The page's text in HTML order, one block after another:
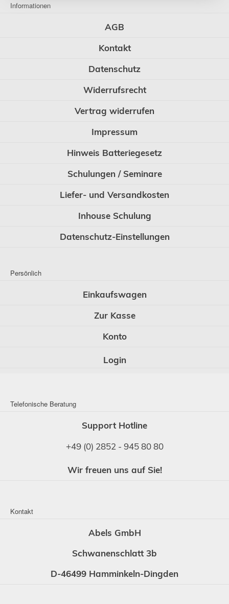
Informationen
AGB
Kontakt
Datenschutz
Widerrufsrecht
Vertrag widerrufen
Impressum
Hinweis Batteriegesetz
Schulungen / Seminare
Liefer- und Versandkosten
Inhouse Schulung
Datenschutz-Einstellungen
Persönlich
Einkaufswagen
Zur Kasse
Konto
Login
Telefonische Beratung
Support Hotline
+49 (0) 2852 - 945 80 80
Wir freuen uns auf Sie!
Kontakt
Abels GmbH
Schwanenschlatt 3b
D-46499 Hamminkeln-Dingden